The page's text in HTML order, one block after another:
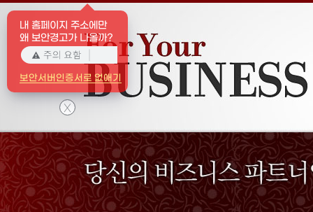
내 홈페이지 주소에만
왜 보안경고가 나올까?
보안서버인증서로 없애기
X